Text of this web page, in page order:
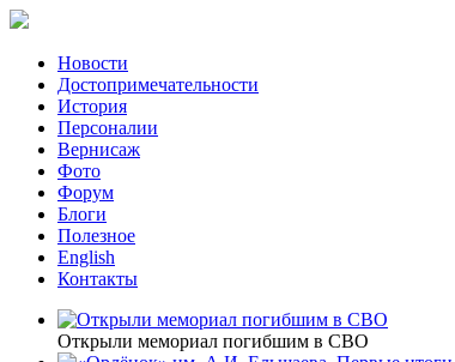
Новости
Достопримечательности
История
Персоналии
Вернисаж
Фото
Форум
Блоги
Полезное
English
Контакты
Открыли мемориал погибшим в СВО